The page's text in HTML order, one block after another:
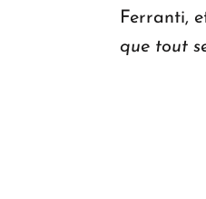
Ferranti,
que tout